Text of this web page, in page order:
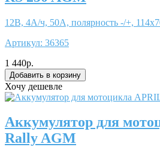
12В, 4А/ч, 50А, полярность -/+,
Артикул: 36365
1 440р.
Хочу дешевле
Аккумулятор для
Rally AGM